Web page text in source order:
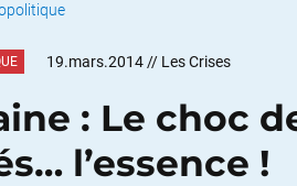
19.mars.2014 // Les Crises
: Le choc
l’essence !